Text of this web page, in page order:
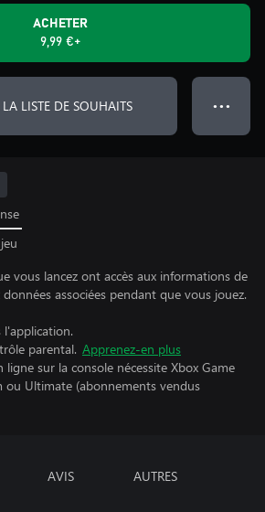
ACHETER
9,99 €+
LISTE DE SOUHAITS ● ● ●
vous lancez ont accès aux informations de
associées pendant que vous jouez.
parental. Apprenez-en plus
sur la console nécessite Xbox Game
ou Ultimate (abonnements vendus
AVIS AUTRES